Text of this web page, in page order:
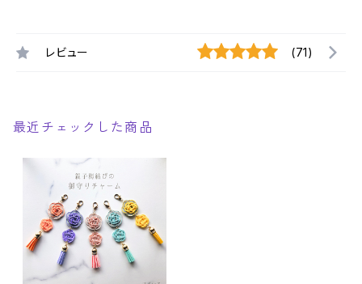
レビュー (71)
最近チェックした商品